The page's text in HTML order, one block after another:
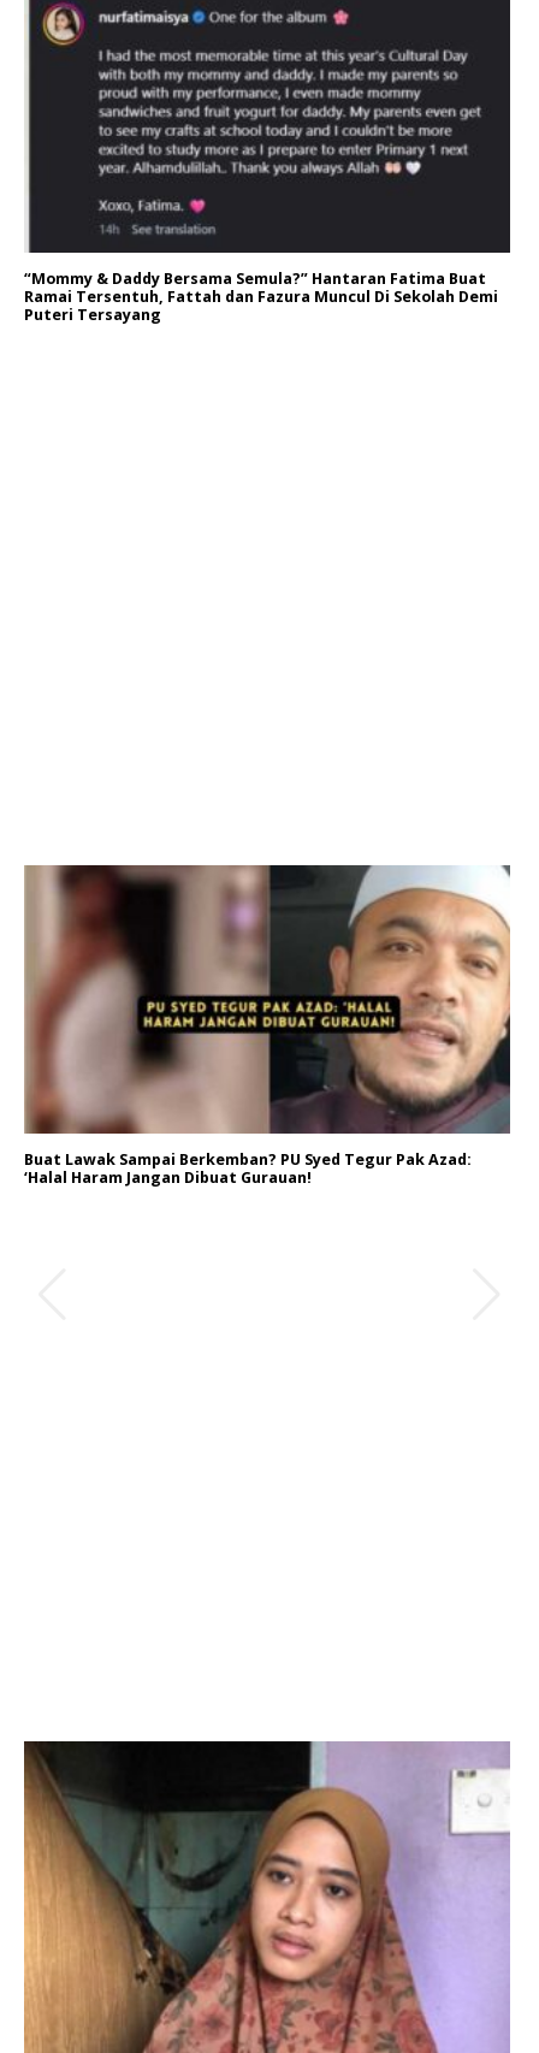
“Mommy & Daddy Bersama Semula?” Hantaran Fatima Buat
Ramai Tersentuh, Fattah dan Fazura Muncul Di Sekolah Demi
Puteri Tersayang
Buat Lawak Sampai Berkemban? PU Syed Tegur Pak Azad:
‘Halal Haram Jangan Dibuat Gurauan!